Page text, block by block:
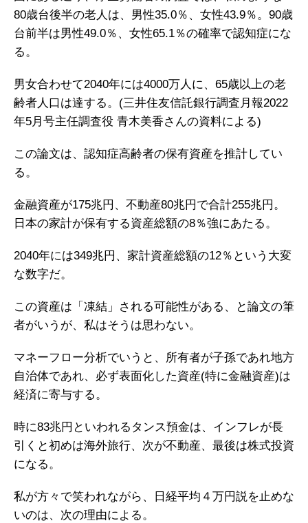
80歳台後半の老人は、男性35.0％、女性43.9％。90歳
台前半は男性49.0％、女性65.1％の確率で認知症にな
る。
男女合わせて2040年には4000万人に、65歳以上の老
齢者人口は達する。(三井住友信託銀行調査月報2022
年5月号主任調査役 青木美香さんの資料による)
この論文は、認知症高齢者の保有資産を推計してい
る。
金融資産が175兆円、不動産80兆円で合計255兆円。
日本の家計が保有する資産総額の8％強にあたる。
2040年には349兆円、家計資産総額の12％という大変
な数字だ。
この資産は「凍結」される可能性がある、と論文の筆
者がいうが、私はそうは思わない。
マネーフロー分析でいうと、所有者が子孫であれ地方
自治体であれ、必ず表面化した資産(特に金融資産)は
経済に寄与する。
時に83兆円といわれるタンス預金は、インフレが長
引くと初めは海外旅行、次が不動産、最後は株式投資
になる。
私が方々で笑われながら、日経平均４万円説を止めな
いのは、次の理由による。